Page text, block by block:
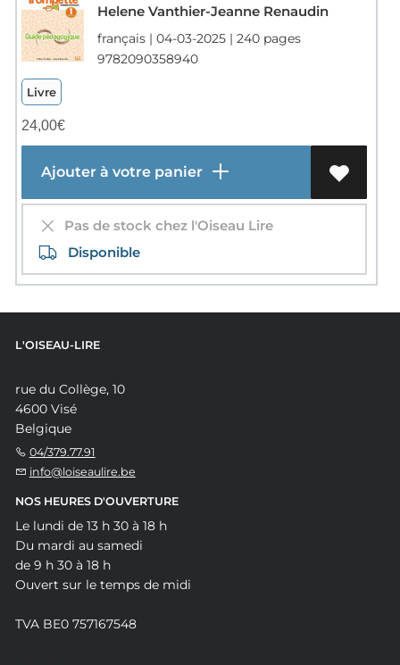
Helene Vanthier-Jeanne Renaudin
français | 04-03-2025 | 240 pages
9782090358940
Livre
24,00€
Ajouter à votre panier
Pas de stock chez l'Oiseau Lire
Disponible
L'OISEAU-LIRE
rue du Collège, 10
4600 Visé
Belgique
04/379.77.91
info@loiseaulire.be
NOS HEURES D'OUVERTURE
Le lundi de 13 h 30 à 18 h
Du mardi au samedi
de 9 h 30 à 18 h
Ouvert sur le temps de midi
TVA BE0 757167548